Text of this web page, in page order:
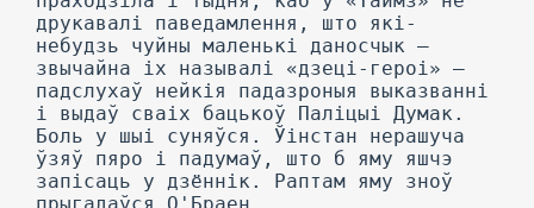
друкавалі паведамлення, што які-
небудзь чуйны маленькі даносчык —
звычайна іх называлі «дзеці-героі» —
падслухаў нейкія падазроныя выказванні
і выдаў сваіх бацькоў Паліцыі Думак.
Боль у шыі суняўся. Ўінстан нерашуча
ўзяў пяро і падумаў, што б яму яшчэ
запісаць у дзённік. Раптам яму зноў